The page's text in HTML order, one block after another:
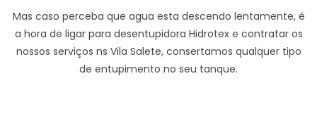
Mas caso perceba que agua esta descendo lentamente, é
a hora de ligar para desentupidora Hidrotex e contratar os
nossos serviços ns Vila Salete, consertamos qualquer tipo
de entupimento no seu tanque.